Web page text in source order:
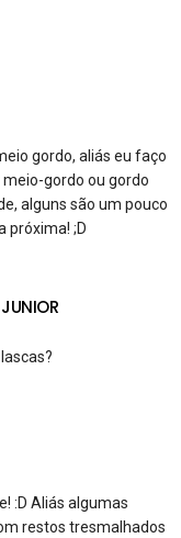
gordo, aliás eu faço
gordo ou gordo
alguns são um pouco
próxima! ;D
:D Aliás algumas
restos tresmalhados